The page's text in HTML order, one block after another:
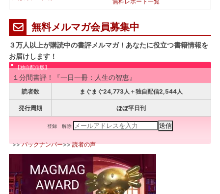
無料メルマガ会員募集中
３万人以上が購読中の書評メルマガ！あなたに役立つ書籍情報を
お届けします！
【独自配信版】
１分間書評！『一日一冊：人生の智恵』
読者数 まぐまぐ24,773人＋独自配信2,544人
発行周期 ほぼ平日刊
登録 解除
>>バックナンバー>>読者の声